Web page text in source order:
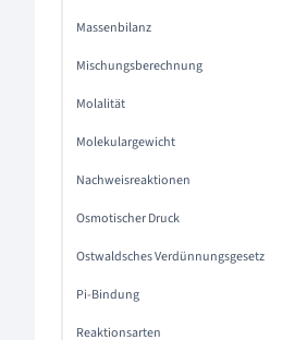
Massenbilanz
Mischungsberechnung
Molalität
Molekulargewicht
Nachweisreaktionen
Osmotischer Druck
Ostwaldsches Verdünnungsgesetz
Pi-Bindung
Reaktionsarten